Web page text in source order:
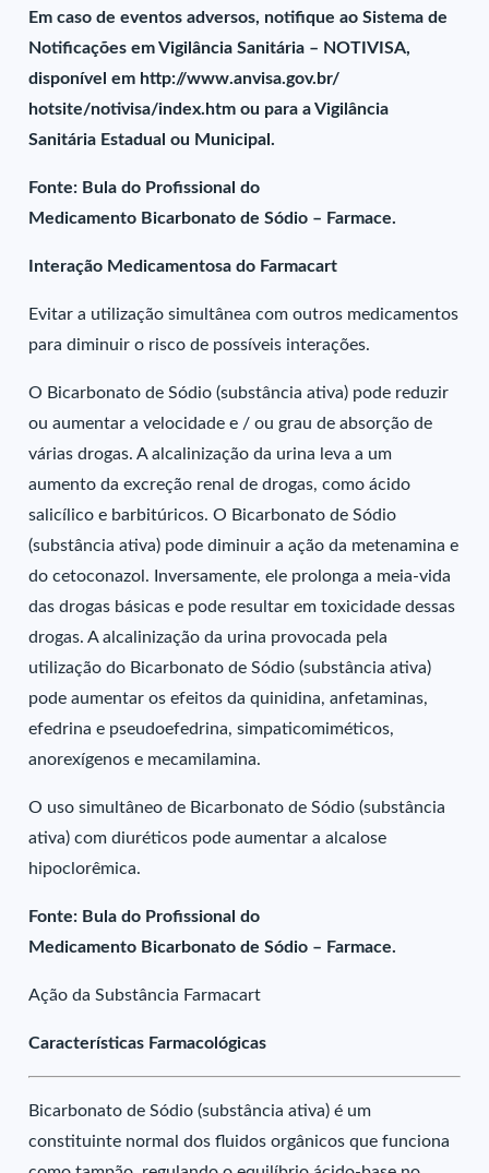
Em caso de eventos adversos, notifique ao Sistema de
Notificações em Vigilância Sanitária – NOTIVISA,
disponível em http://www.anvisa.gov.br/
hotsite/notivisa/index.htm ou para a Vigilância
Sanitária Estadual ou Municipal.
Fonte: Bula do Profissional do
Medicamento Bicarbonato de Sódio – Farmace.
Interação Medicamentosa do Farmacart
Evitar a utilização simultânea com outros medicamentos
para diminuir o risco de possíveis interações.
O Bicarbonato de Sódio (substância ativa) pode reduzir
ou aumentar a velocidade e / ou grau de absorção de
várias drogas. A alcalinização da urina leva a um
aumento da excreção renal de drogas, como ácido
salicílico e barbitúricos. O Bicarbonato de Sódio
(substância ativa) pode diminuir a ação da metenamina e
do cetoconazol. Inversamente, ele prolonga a meia-vida
das drogas básicas e pode resultar em toxicidade dessas
drogas. A alcalinização da urina provocada pela
utilização do Bicarbonato de Sódio (substância ativa)
pode aumentar os efeitos da quinidina, anfetaminas,
efedrina e pseudoefedrina, simpaticomiméticos,
anorexígenos e mecamilamina.
O uso simultâneo de Bicarbonato de Sódio (substância
ativa) com diuréticos pode aumentar a alcalose
hipoclorêmica.
Fonte: Bula do Profissional do
Medicamento Bicarbonato de Sódio – Farmace.
Ação da Substância Farmacart
Características Farmacológicas
Bicarbonato de Sódio (substância ativa) é um
constituinte normal dos fluidos orgânicos que funciona